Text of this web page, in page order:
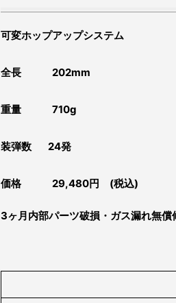
可変ホップアップシステム
全長 202mm
重量 710g
装弾数 24発
価格 29,480円 (税込)
3ヶ月内部パーツ破損・ガス漏れ無償